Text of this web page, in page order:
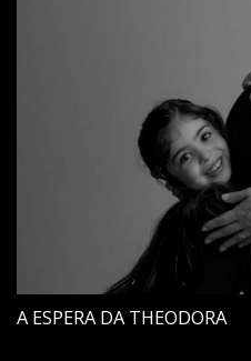
A ESPERA DA THEODORA